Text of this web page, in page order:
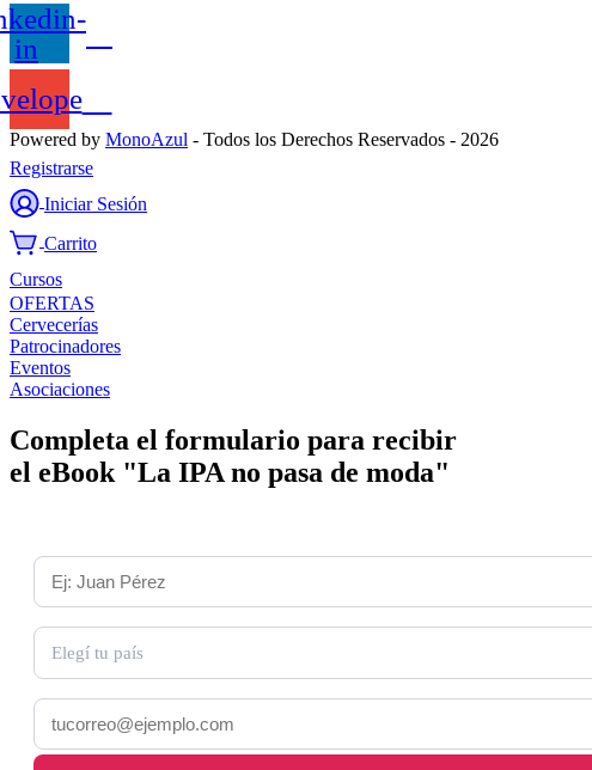
in
Powered by MonoAzul - Todos los Derechos Reservados - 2026
Registrarse
Iniciar Sesión
Carrito
Cursos
OFERTAS
Cervecerías
Patrocinadores
Eventos
Asociaciones
Completa el formulario para recibir
el eBook "La IPA no pasa de moda"
Elegí tu país